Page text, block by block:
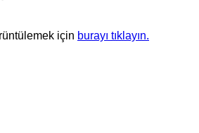
için burayı tıklayın.